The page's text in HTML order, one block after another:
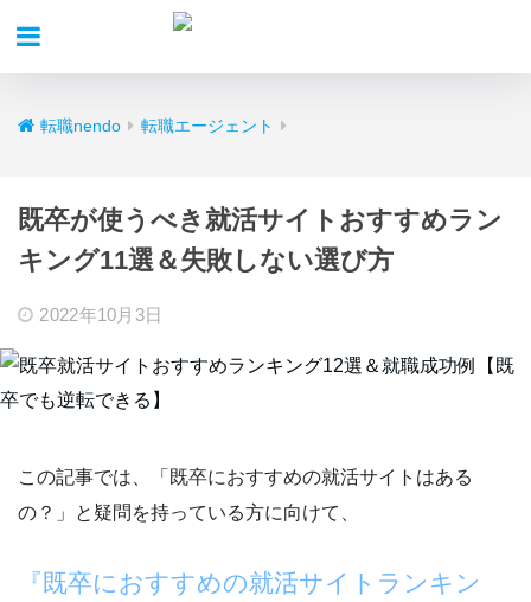
転職nendo 転職エージェント
既卒が使うべき就活サイトおすすめラン
キング11選＆失敗しない選び方
2022年10月3日
この記事では、
「既卒におすすめの就活サイトはある
の？」
と疑問を持っている方に向けて、
『既卒におすすめの就活サイトランキン